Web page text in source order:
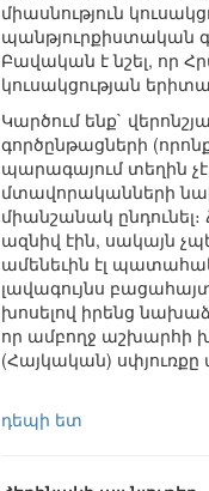
միասնություն
պանթյուրքիստական
Բավական է նշել, որ
կուսակցության
Կարծում ենք`
գործընթացների
պարագայում տեղին
մտավորականների
միանշանակ
ազնիվ էին, սակայն
ամենեւին էլ
լավագույնս
խոսելով իրենց
որ ամբողջ աշխարհի
(Հայկական) սփյուռքը
դեպի ետ